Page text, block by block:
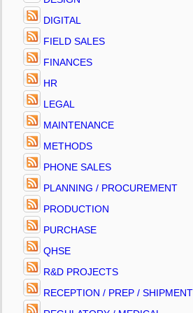
DIGITAL
FIELD SALES
FINANCES
HR
LEGAL
MAINTENANCE
METHODS
PHONE SALES
PLANNING / PROCUREMENT
PRODUCTION
PURCHASE
QHSE
R&D PROJECTS
RECEPTION / PREP /